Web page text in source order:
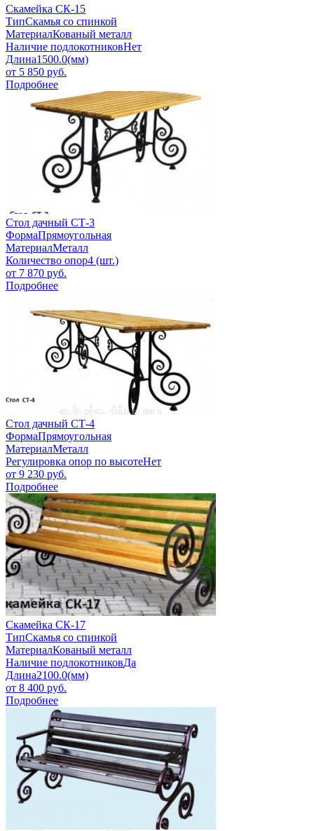
Скамейка СК-15
ТипСкамья со спинкой
МатериалКованый металл
Наличие подлокотниковНет
Длина1500.0(мм)
от 5 850 руб.
Подробнее
Стол дачный СТ-3
ФормаПрямоугольная
МатериалМеталл
Количество опор4 (шт.)
от 7 870 руб.
Подробнее
Стол дачный СТ-4
ФормаПрямоугольная
МатериалМеталл
Регулировка опор по высотеНет
от 9 230 руб.
Подробнее
Скамейка СК-17
ТипСкамья со спинкой
МатериалКованый металл
Наличие подлокотниковДа
Длина2100.0(мм)
от 8 400 руб.
Подробнее